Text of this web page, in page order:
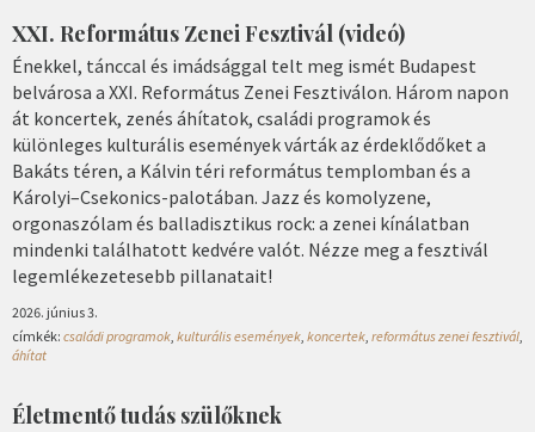
XXI. Református Zenei Fesztivál (videó)
Énekkel, tánccal és imádsággal telt meg ismét Budapest
belvárosa a XXI. Református Zenei Fesztiválon. Három napon
át koncertek, zenés áhítatok, családi programok és
különleges kulturális események várták az érdeklődőket a
Bakáts téren, a Kálvin téri református templomban és a
Károlyi–Csekonics-palotában. Jazz és komolyzene,
orgonaszólam és balladisztikus rock: a zenei kínálatban
mindenki találhatott kedvére valót. Nézze meg a fesztivál
legemlékezetesebb pillanatait!
2026. június 3.
címkék: családi programok, kulturális események, koncertek, református zenei fesztivál,
áhítat
Életmentő tudás szülőknek